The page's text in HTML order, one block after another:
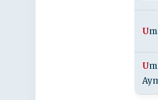
U
U